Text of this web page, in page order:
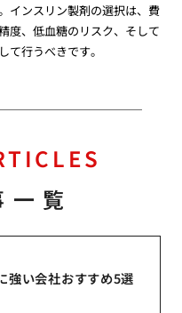
インスリン製剤の選択は、費
度、低血糖のリスク、そして
て行うべきです。
覧
強い会社おすすめ5選